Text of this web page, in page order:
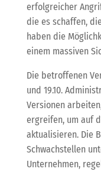
erfolgreicher
die es schaffen,
haben die
einem massiven
Die betroffenen
und 19.10.
Versionen
ergreifen, um auf
aktualisieren. Die
Schwachstellen
Unternehmen,